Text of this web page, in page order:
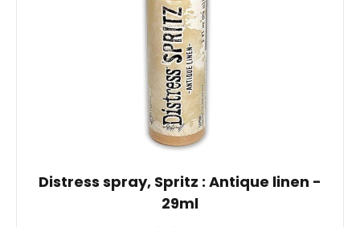
Distress spray, Spritz : Antique linen -
29ml